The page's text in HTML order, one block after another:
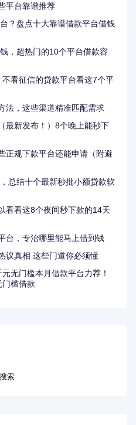
平台靠谱推荐
？盘点十大靠谱借款平台借钱
，超热门的10个平台借款容
看征信的贷款平台看这7个平
法，这些渠道精准匹配需求
最新发布！）8个晚上能秒下
正规下款平台还能申请（附避
总结十个最新秒批小额贷款软
看看这8个夜间秒下款的14天
台，专治哪里能马上借到钱
议真相 这些门道你必须懂
无门槛本月借款平台力荐！
槛借款